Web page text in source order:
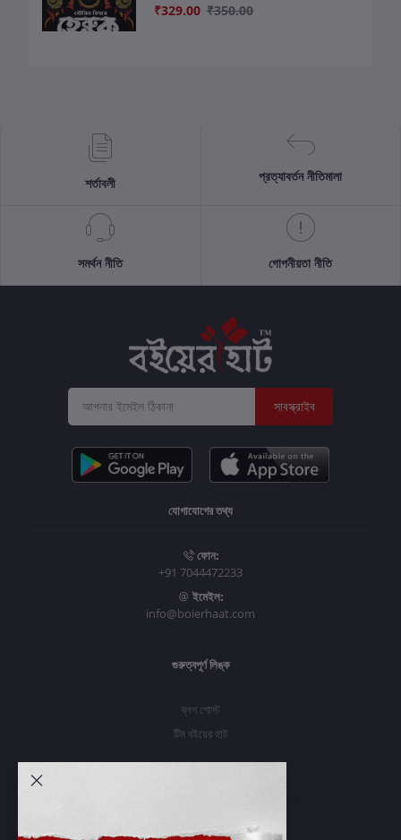
₹329.00 ₹350.00
শর্তাবলী প্রত্যাবর্তন নীতিমালা
সমর্থন নীতি গোপনীয়তা নীতি
সাবস্ক্রাইব
যোগাযোগের তথ্য
ফোন:
+91 7044472233
ইমেইল:
info@boierhaat.com
গুরুত্বপূর্ণ লিঙ্ক
ব্লগ পোস্ট
টিম বইয়ের হাট
প্রবেশ করুন